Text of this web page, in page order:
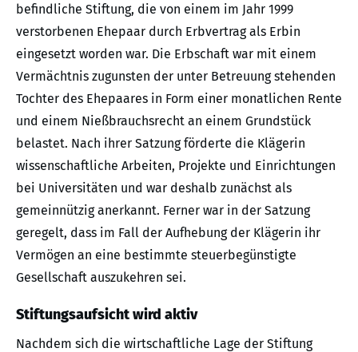
befindliche Stiftung, die von einem im Jahr 1999
verstorbenen Ehepaar durch Erbvertrag als Erbin
eingesetzt worden war. Die Erbschaft war mit einem
Vermächtnis zugunsten der unter Betreuung stehenden
Tochter des Ehepaares in Form einer monatlichen Rente
und einem Nießbrauchsrecht an einem Grundstück
belastet. Nach ihrer Satzung förderte die Klägerin
wissenschaftliche Arbeiten, Projekte und Einrichtungen
bei Universitäten und war deshalb zunächst als
gemeinnützig anerkannt. Ferner war in der Satzung
geregelt, dass im Fall der Aufhebung der Klägerin ihr
Vermögen an eine bestimmte steuerbegünstigte
Gesellschaft auszukehren sei.
Stiftungsaufsicht wird aktiv
Nachdem sich die wirtschaftliche Lage der Stiftung